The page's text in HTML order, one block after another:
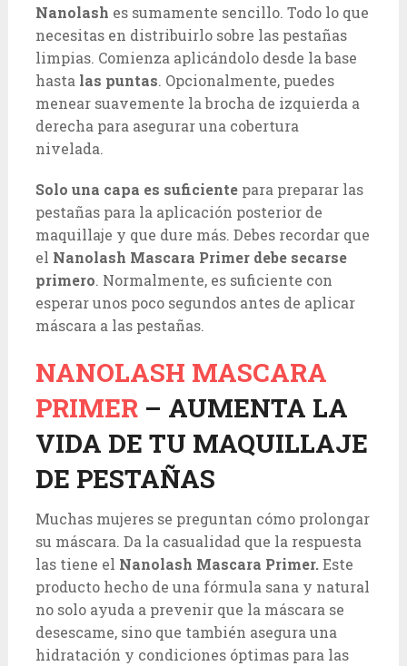
Nanolash es sumamente sencillo. Todo lo que
necesitas en distribuirlo sobre las pestañas
limpias. Comienza aplicándolo desde la base
hasta las puntas. Opcionalmente, puedes
menear suavemente la brocha de izquierda a
derecha para asegurar una cobertura
nivelada.
Solo una capa es suficientepara preparar las
pestañas para la aplicación posterior de
maquillaje y que dure más. Debes recordar que
el Nanolash Mascara Primer debe secarse
primero. Normalmente, es suficiente con
esperar unos poco segundos antes de aplicar
máscara a las pestañas.
NANOLASH MASCARA
PRIMER– AUMENTA LA
VIDA DE TU MAQUILLAJE
DE PESTAÑAS
Muchas mujeres se preguntan cómo prolongar
su máscara. Da la casualidad que la respuesta
las tiene el Nanolash Mascara Primer.Este
producto hecho de una fórmula sana y natural
no solo ayuda a prevenir que la máscara se
desescame, sino que también asegura una
hidratación y condiciones óptimas para las